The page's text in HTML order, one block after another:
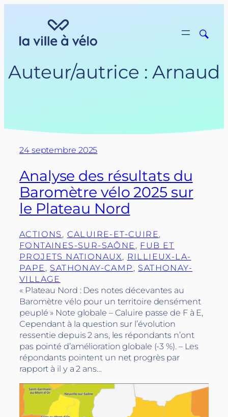
Auteur/autrice :Arnaud
24 septembre 2025
Analyse des résultats du
Baromètre vélo 2025 sur
le Plateau Nord
ACTIONS , CALUIRE-ET-CUIRE
FONTAINES-SUR-SAÔNE , FUB ET
PROJETS NATIONAUX, RILLIEUX-LA-
PAPE , SATHONAY-CAMP , SATHONAY-
VILLAGE
« Plateau Nord : Des notes décevantes au
Baromètre vélo pour un territoire densément
peuplé » Note globale – Caluire passe de F à E,
Cependant à la question sur l’évolution
ressentie depuis 2 ans, les répondants n’ont
pas pointé d’amélioration globale (-3 %). – Les
répondants pointent un net progrès par
rapport à il y a 2 ans…